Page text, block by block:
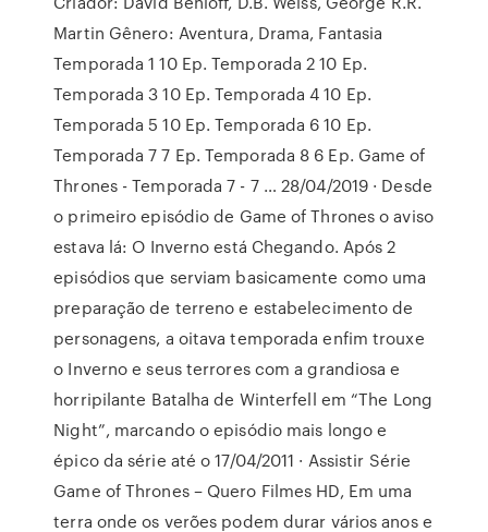
Martin Gênero: Aventura, Drama, Fantasia
Temporada 1 10 Ep. Temporada 2 10 Ep.
Temporada 3 10 Ep. Temporada 4 10 Ep.
Temporada 5 10 Ep. Temporada 6 10 Ep.
Temporada 7 7 Ep. Temporada 8 6 Ep. Game of
Thrones - Temporada 7 - 7 … 28/04/2019 · Desde
o primeiro episódio de Game of Thrones o aviso
estava lá: O Inverno está Chegando. Após 2
episódios que serviam basicamente como uma
preparação de terreno e estabelecimento de
personagens, a oitava temporada enfim trouxe
o Inverno e seus terrores com a grandiosa e
horripilante Batalha de Winterfell em “The Long
Night”, marcando o episódio mais longo e
épico da série até o 17/04/2011 · Assistir Série
Game of Thrones – Quero Filmes HD, Em uma
terra onde os verões podem durar vários anos e